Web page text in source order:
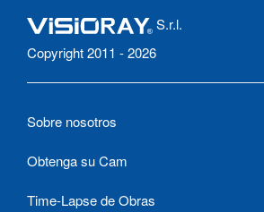
S.r.l.
Copyright 2011 - 2026
Sobre nosotros
Obtenga su Cam
Time-Lapse de Obras